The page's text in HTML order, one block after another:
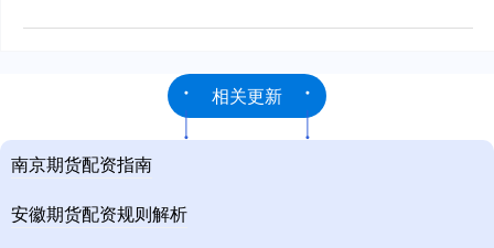
相关更新
南京期货配资指南
安徽期货配资规则解析